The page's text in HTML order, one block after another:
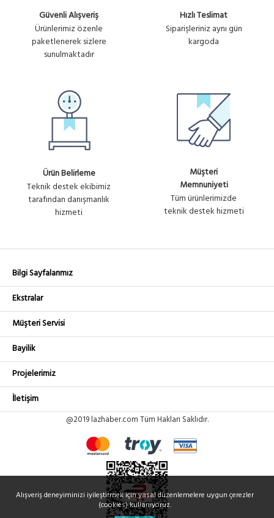
Güvenli Alışveriş
Ürünlerimiz özenle
paketlenerek sizlere
sunulmaktadır
Hızlı Teslimat
Siparişleriniz aynı gün
kargoda
Ürün Belirleme
Teknik destek ekibimiz
tarafından danışmanlık
hizmeti
Müşteri
Memnuniyeti
Tüm ürünlerimizde
teknik destek hizmeti
Bilgi Sayfalarımız
Ekstralar
Müşteri Servisi
Bayilik
Projelerimiz
İletişim
@2019 lazhaber.com Tüm Hakları Saklıdır.
Alışveriş deneyiminizi iyileştirmek için yasal düzenlemelere uygun çerezler
(cookies) kullanıyoruz.